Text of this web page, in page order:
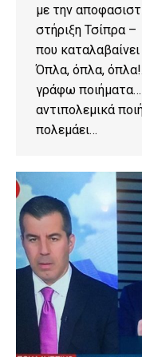
με την
στήριξη Τσίπρα –
που
Όπλα, όπλα,
γράφω ποιήματα…
αντιπολεμικά
πολεμάει…